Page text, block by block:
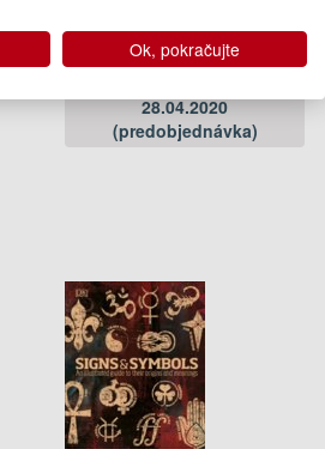
Julia Rothman
18.95 €
28.04.2020
(predobjednávka)
Ok, pokračujte